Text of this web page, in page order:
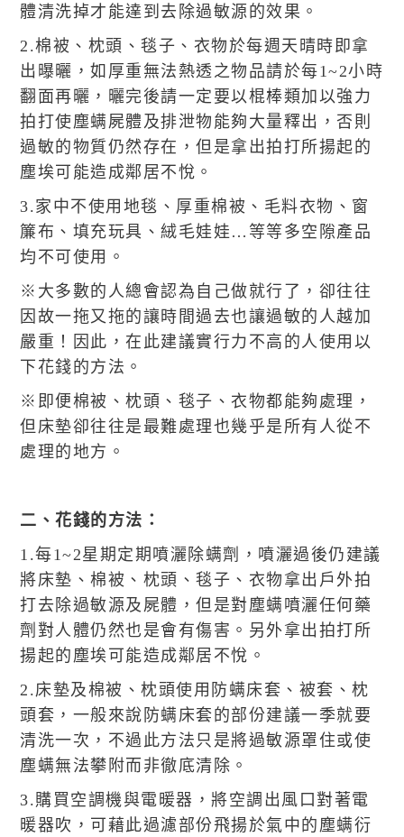
體清洗掉才能達到去除過敏源的效果。
2.棉被、枕頭、毯子、衣物於每週天晴時即拿
出曝曬，如厚重無法熱透之物品請於每1~2小時
翻面再曬，曬完後請一定要以棍棒類加以強力
拍打使塵螨屍體及排泄物能夠大量釋出，否則
過敏的物質仍然存在，但是拿出拍打所揚起的
塵埃可能造成鄰居不悅。
3.家中不使用地毯、厚重棉被、毛料衣物、窗
簾布、填充玩具、絨毛娃娃…等等多空隙產品
均不可使用。
※大多數的人總會認為自己做就行了，卻往往
因故一拖又拖的讓時間過去也讓過敏的人越加
嚴重！因此，在此建議實行力不高的人使用以
下花錢的方法。
※即便棉被、枕頭、毯子、衣物都能夠處理，
但床墊卻往往是最難處理也幾乎是所有人從不
處理的地方。
二、花錢的方法：
1.每1~2星期定期噴灑除螨劑，噴灑過後仍建議
將床墊、棉被、枕頭、毯子、衣物拿出戶外拍
打去除過敏源及屍體，但是對塵螨噴灑任何藥
劑對人體仍然也是會有傷害。另外拿出拍打所
揚起的塵埃可能造成鄰居不悅。
2.床墊及棉被、枕頭使用防螨床套、被套、枕
頭套，一般來說防螨床套的部份建議一季就要
清洗一次，不過此方法只是將過敏源罩住或使
塵螨無法攀附而非徹底清除。
3.購買空調機與電暖器，將空調出風口對著電
暖器吹，可藉此過濾部份飛揚於氣中的塵螨衍